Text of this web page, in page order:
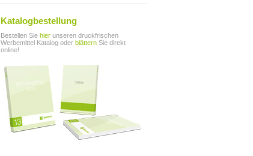
Katalogbestellung
Bestellen Sie hier unseren druckfrischen
Werbemittel Katalog oder blättern Sie direkt
online!